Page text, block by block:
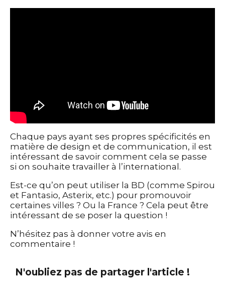
Chaque pays ayant ses propres spécificités en
matière de design et de communication, il est
intéressant de savoir comment cela se passe
si on souhaite travailler à l’international.
Est-ce qu’on peut utiliser la BD (comme Spirou
et Fantasio, Asterix, etc.) pour promouvoir
certaines villes ? Ou la France ? Cela peut être
intéressant de se poser la question !
N’hésitez pas à donner votre avis en
commentaire !
N'oubliez pas de partager l'article !